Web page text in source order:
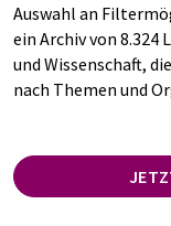
Auswahl an
ein Archiv von 8.324
und Wissenschaft,
nach Themen und